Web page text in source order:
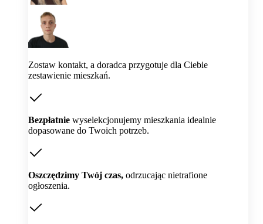
Zostaw kontakt, a doradca przygotuje dla Ciebie
zestawienie mieszkań.
Bezpłatnie wyselekcjonujemy mieszkania idealnie
dopasowane do Twoich potrzeb.
Oszczędzimy Twój czas, odrzucając nietrafione
ogłoszenia.